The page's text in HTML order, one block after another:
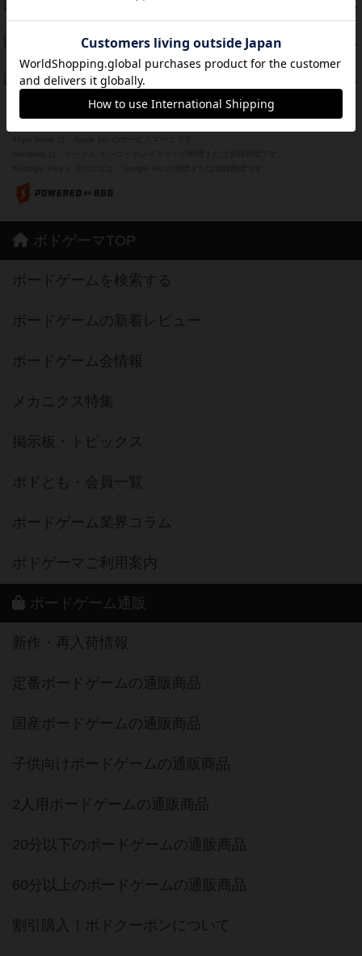
PT
PT
スーパーストア3000
PT
フリップ７：復讐心とともに
ボドゲーマTOP
ボードゲームを検索する
ボードゲームの新着レビュー
ボードゲーム会情報
メカニクス特集
掲示板・トピックス
ボドとも・会員一覧
ボードゲーム業界コラム
ボドゲーマご利用案内
ボードゲーム通販
新作・再入荷情報
定番ボードゲームの通販商品
国産ボードゲームの通販商品
子供向けボードゲームの通販商品
2人用ボードゲームの通販商品
20分以下のボードゲームの通販商品
60分以上のボードゲームの通販商品
割引購入！ボドクーポンについて